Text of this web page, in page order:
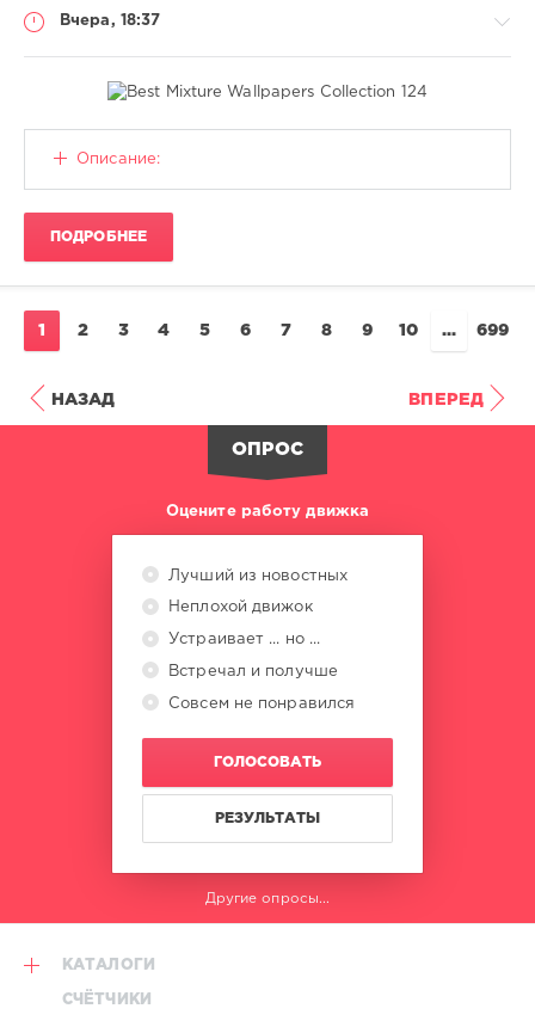
Вчера, 18:37
Обои
13
Описание:
ПОДРОБНЕЕ
1 2 3 4 5 6 7 8 9 10 ... 699
НАЗАД ВПЕРЕД
ОПРОС
Оцените работу движка
Лучший из новостных
Неплохой движок
Устраивает ... но ...
Встречал и получше
Совсем не понравился
ГОЛОСОВАТЬ
РЕЗУЛЬТАТЫ
Другие опросы...
КАТАЛОГИ
СЧЁТЧИКИ